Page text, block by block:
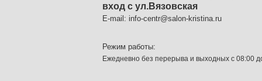
вход с ул.Вязовская
E-mail: info-centr@salon-kristina.ru
Режим работы:
Ежедневно без перерыва и выходных с 08:00